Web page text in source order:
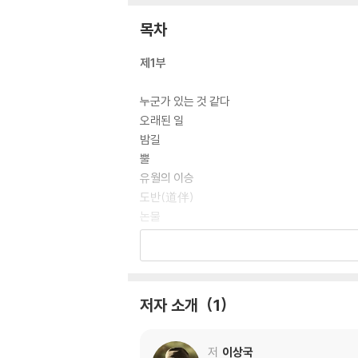
목차
제1부
누군가 있는 것 같다
오래된 일
밤길
뿔
유월의 이승
도반(道伴)
논물
누이 생각
나를 위한 변명
저자 소개 1
저 이상국